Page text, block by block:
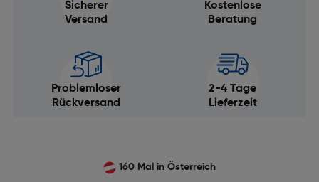
Sicherer
Versand
Kostenlose
Beratung
Problemloser
Rückversand
2-4 Tage
Lieferzeit
160 Mal in Österreich